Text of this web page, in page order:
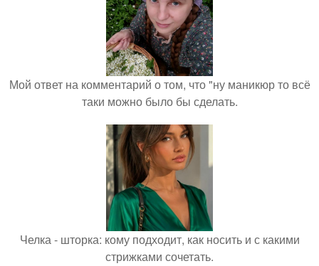
Мой ответ на комментарий о том, что "ну маникюр то всё
таки можно было бы сделать.
Челка - шторка: кому подходит, как носить и с какими
стрижками сочетать.